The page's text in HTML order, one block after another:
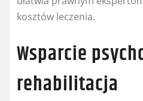
kosztów leczenia.
Wsparcie
rehabilitacja